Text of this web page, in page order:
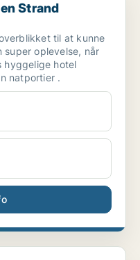
Strand
til at kunne
oplevelse, når
natportier .
weekend